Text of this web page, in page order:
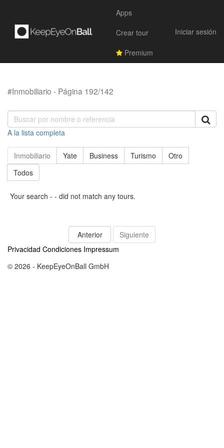
Apps
Crear tour
Premium
Iniciar sesión
#Inmobiliario - Página 192/142
A la lista completa
Inmobiliario Yate Business Turismo
Otro
Todos
Your search - - did not match any tours.
Anterior
Siguiente
Privacidad Condiciones Impressum
© 2026 - KeepEyeOnBall GmbH